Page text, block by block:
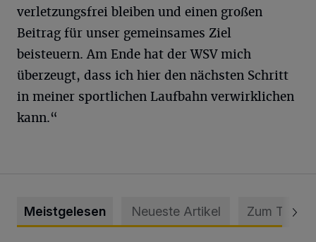
verletzungsfrei bleiben und einen großen
Beitrag für unser gemeinsames Ziel
beisteuern. Am Ende hat der WSV mich
überzeugt, dass ich hier den nächsten Schritt
in meiner sportlichen Laufbahn verwirklichen
kann.“
Meistgelesen Neueste Artikel Zum Thema